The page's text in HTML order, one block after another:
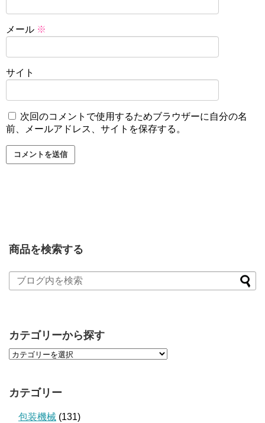
メール ※
サイト
次回のコメントで使用するためブラウザーに自分の名
前、メールアドレス、サイトを保存する。
商品を検索する
カテゴリーから探す
カテゴリー
包装機械 (131)